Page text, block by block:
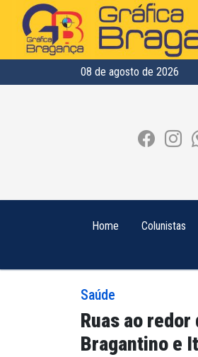
08 de agosto de 2026
Home Colunistas
Saúde
Ruas ao
Bragantino e